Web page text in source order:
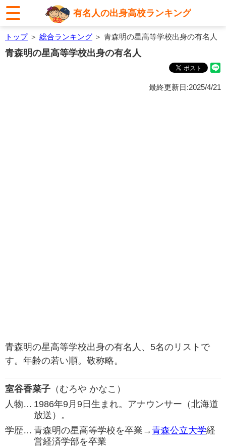
有名人の出身高校ランキング
トップ＞ 総合ランキング ＞ 青森明の星高等学校出身の有名人
青森明の星高等学校出身の有名人
最終更新日:2025/4/21
青森明の星高等学校出身の有名人、5名のリストで
す。年齢の若い順。敬称略。
室谷香菜子 （むろや かなこ）
人物… 1986年9月9日生まれ。アナウンサー（北海道
放送）。
学歴… 青森明の星高等学校を卒業→青森公立大学経
営経済学部を卒業